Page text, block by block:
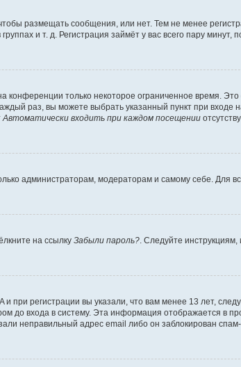
размещать сообщения, или нет. Тем не менее
и т. д. Регистрация займёт у вас всего пару минут,
конференции только некоторое ограниченное время.
раз, вы можете выбрать указанный пункт при
Автоматически входить при каждом посещении
администраторам, модераторам и самому себе. Для
на ссылку Забыли пароль? . Следуйте
регистрации вы указали, что вам менее 13 лет,
до входа в систему. Эта информация отображается в
неправильный адрес email либо он заблокирован